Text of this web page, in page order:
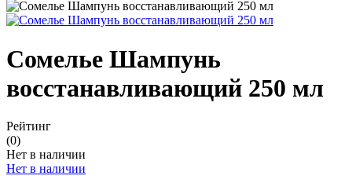
Сомелье Шампунь
восстанавливающий 250 мл
Рейтинг
(0)
Нет в наличии
Нет в наличии